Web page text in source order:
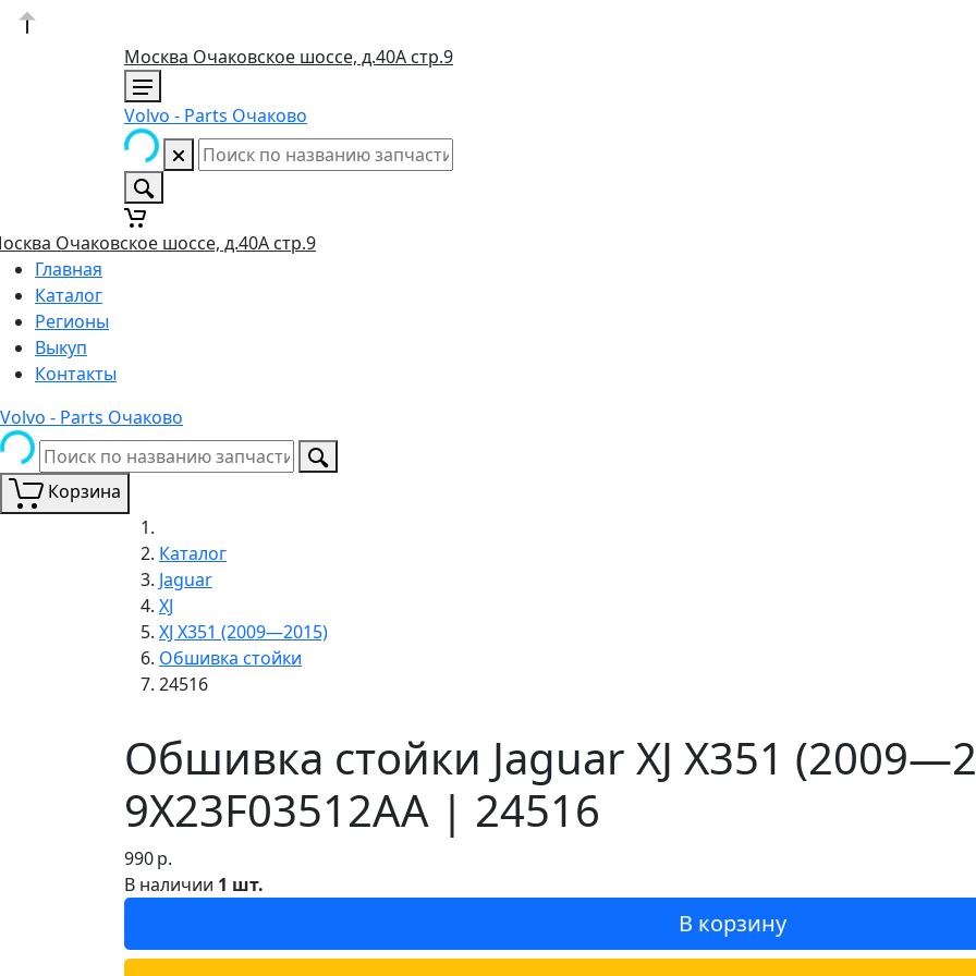
Москва Очаковское шоссе, д.40А стр.9
Volvo - Parts Очаково
Очаковское шоссе, д.40А стр.9
Главная
Каталог
Регионы
Выкуп
Контакты
Volvo - Parts Очаково
Корзина
Каталог
Jaguar
XJ
XJ X351 (2009—2015)
Обшивка стойки
24516
Обшивка стойки Jaguar XJ X351
9X23F03512AA | 24516
990р.
В наличии 1 шт.
В корзину